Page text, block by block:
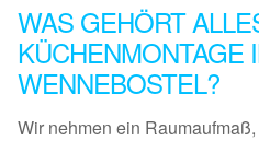
WAS GEHÖRT
KÜCHENMONTAGE
WENNEBOSTEL?
Wir nehmen ein